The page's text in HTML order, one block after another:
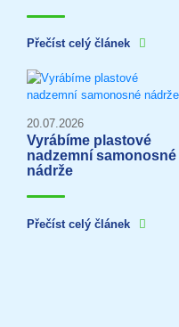
Přečíst celý článek
20.07.2026
Vyrábíme plastové
nadzemní samonosné
nádrže
Přečíst celý článek